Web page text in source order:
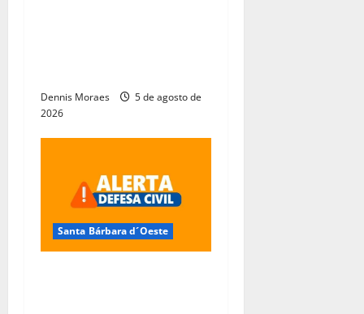
Dennis Moraes
5 de agosto de
2026
Santa Bárbara d´Oeste